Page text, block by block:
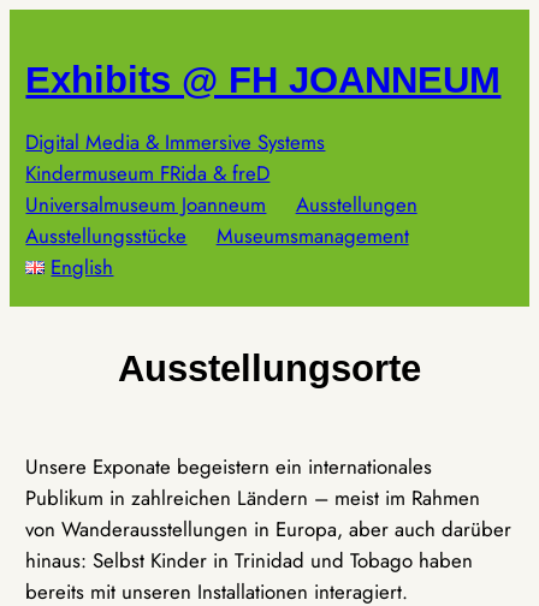
springen
Exhibits @ FH JOANNEUM
Digital Media & Immersive Systems
Kindermuseum FRida & freD
Universalmuseum Joanneum
Ausstellungen
Ausstellungsstücke
Museumsmanagement
English
Ausstellungsorte
Unsere Exponate begeistern ein internationales
Publikum in zahlreichen Ländern – meist im Rahmen
von Wanderausstellungen in Europa, aber auch darüber
hinaus: Selbst Kinder in Trinidad und Tobago haben
bereits mit unseren Installationen interagiert.